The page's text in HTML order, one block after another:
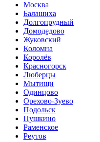
Москва
Балашиха
Долгопрудный
Домодедово
Жуковский
Коломна
Королёв
Красногорск
Люберцы
Мытищи
Одинцово
Орехово-Зуево
Подольск
Пушкино
Раменское
Реутов